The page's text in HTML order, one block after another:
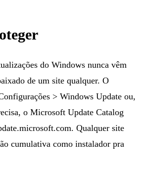
do Windows nunca vêm
de um site qualquer. O
> Windows Update ou,
o Microsoft Update Catalog
Qualquer site
cumulativa como instalador pra